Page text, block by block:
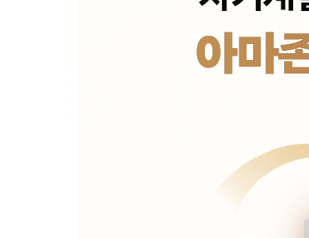
Chapter 18. 습관에도 적성이 있다
나에게 딱 맞는 습관은 따로 있다 ｜ 잘하는 일과
역사상 최고의 팀이 실패 끝에 얻은 교훈 ｜ 다른
Epilogue 100번만 반복하면 그게 당신의 무기가 된